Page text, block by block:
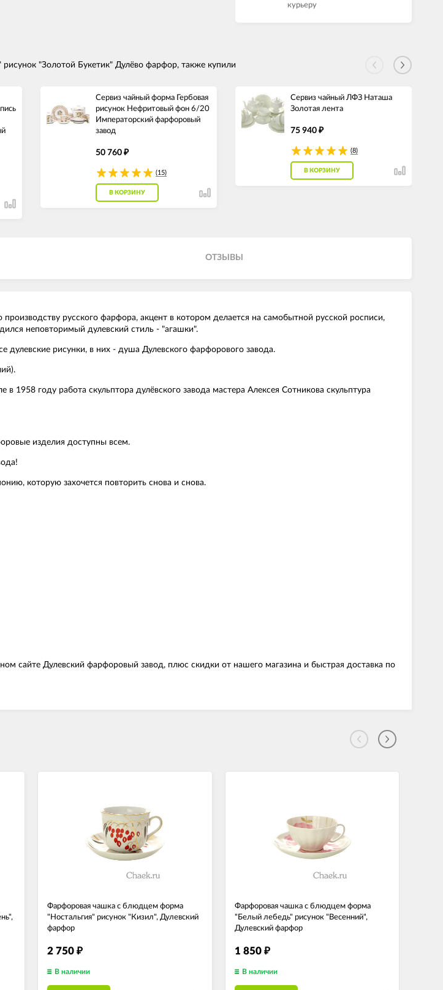
курьеру
"Золотой Букетик" Дулёво фарфор, также купили
Сервиз чайный форма Гербовая
рисунок Нефритовый фон 6/20
Императорский фарфоровый
завод
50 760 ₽
(15)
В КОРЗИНУ
Сервиз чайный ЛФЗ Наташа
Золотая лента
75 940 ₽
(8)
В КОРЗИНУ
ОТЗЫВЫ
русского фарфора, акцент в котором делается на самобытной русской росписи,
неповторимый дулевский стиль - "агашки".
дулевские рисунки, в них - душа Дулевского фарфорового завода.
1958 году работа скульптора дулёвского завода мастера Алексея Сотникова скульптура
изделия доступны всем.
которую захочется повторить снова и снова.
сайте Дулевский фарфоровый завод, плюс скидки от нашего магазина и быстрая доставка по
Фарфоровая чашка с блюдцем форма
"Ностальгия" рисунок "Кизил", Дулевский
фарфор
2 750 ₽
В наличии
Фарфоровая чашка с блюдцем форма
"Белый лебедь" рисунок "Весенний",
Дулевский фарфор
1 850 ₽
В наличии